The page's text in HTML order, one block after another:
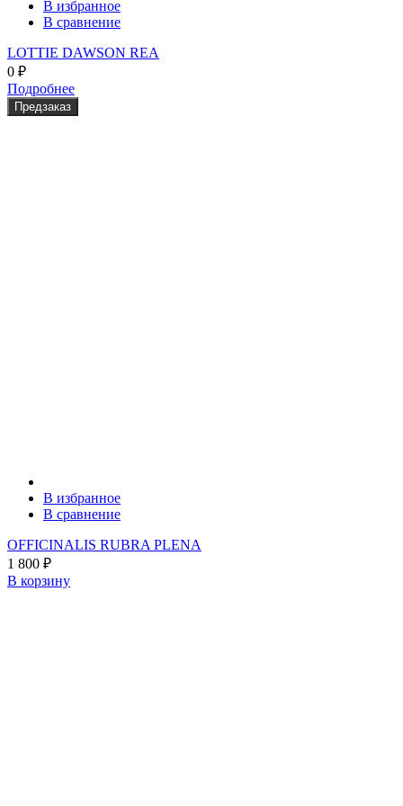
В избранное
В сравнение
LOTTIE DAWSON REA
0 ₽
Подробнее
Предзаказ
В избранное
В сравнение
OFFICINALIS RUBRA PLENA
1 800 ₽
В корзину